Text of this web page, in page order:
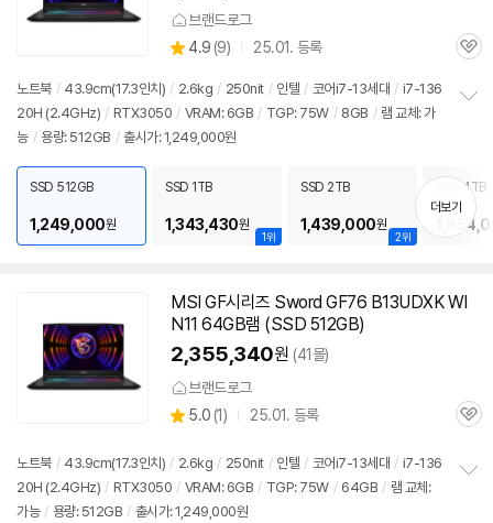
브랜드로그
별
점
4.9 (상
리
뷰
9) 25.01. 등록
관
노트북 / 43.9cm(17.3인치) / 2.6kg / 250nit / 인텔 / 코어i7-13세대 / i7-136
20H (2.4GHz) / RTX3050 / VRAM: 6GB / TGP: 75W / 8GB / 램 교체: 가
능 / 용량: 512GB / 출시가: 1,249,000원
치
기
SSD 512GB
1,249,000원
1위
SSD 1TB
1,343,430원
2위
SSD 2TB
1,439,000원
SSD 4TB
더보기
MSI GF시리즈 Sword GF76 B13UDXK WI
N11 64GB램 (SSD 512GB)
2,355,340원 (41몰)
브랜드로그
별
5.0 (상
리
뷰
1) 25.01. 등록
관
노트북 / 43.9cm(17.3인치) / 2.6kg / 250nit / 인텔 / 코어i7-13세대 / i7-136
20H (2.4GHz) / RTX3050 / VRAM: 6GB / TGP: 75W / 64GB / 램 교체:
가능 / 용량: 512GB / 출시가: 1,249,000원